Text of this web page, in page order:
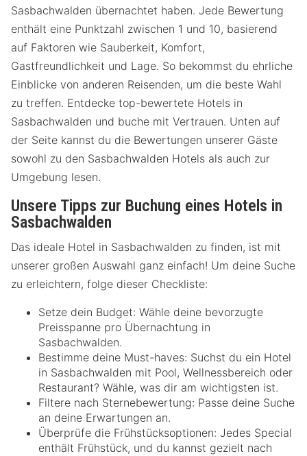
Sasbachwalden übernachtet haben. Jede Bewertung
enthält eine Punktzahl zwischen 1 und 10, basierend
auf Faktoren wie Sauberkeit, Komfort,
Gastfreundlichkeit und Lage. So bekommst du ehrliche
Einblicke von anderen Reisenden, um die beste Wahl
zu treffen. Entdecke top-bewertete Hotels in
Sasbachwalden und buche mit Vertrauen. Unten auf
der Seite kannst du die Bewertungen unserer Gäste
sowohl zu den Sasbachwalden Hotels als auch zur
Umgebung lesen.
Unsere Tipps zur Buchung eines Hotels in
Sasbachwalden
Das ideale Hotel in Sasbachwalden zu finden, ist mit
unserer großen Auswahl ganz einfach! Um deine Suche
zu erleichtern, folge dieser Checkliste:
Setze dein Budget: Wähle deine bevorzugte
Preisspanne pro Übernachtung in
Sasbachwalden.
Bestimme deine Must-haves: Suchst du ein Hotel
in Sasbachwalden mit Pool, Wellnessbereich oder
Restaurant? Wähle, was dir am wichtigsten ist.
Filtere nach Sternebewertung: Passe deine Suche
an deine Erwartungen an.
Überprüfe die Frühstücksoptionen: Jedes Special
enthält Frühstück, und du kannst gezielt nach